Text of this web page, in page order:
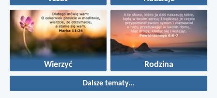
Wierzyć Rodzina
Dalsze tematy...